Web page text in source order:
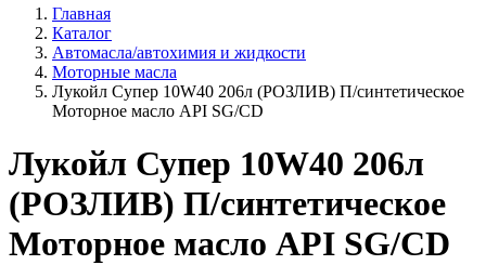
Главная
Каталог
Автомасла/автохимия и жидкости
Моторные масла
Лукойл Супер 10W40 206л (РОЗЛИВ) П/синтетическое
Моторное масло API SG/CD
Лукойл Супер 10W40 206л
(РОЗЛИВ) П/синтетическое
Моторное масло API SG/CD